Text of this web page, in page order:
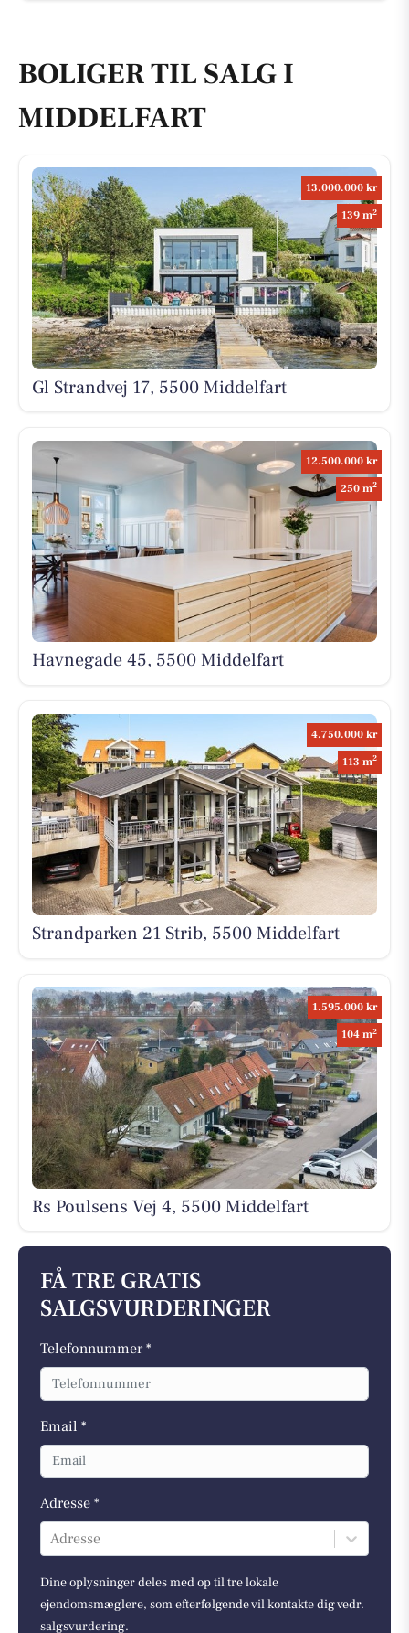
BOLIGER TIL SALG I
MIDDELFART
13.000.000 kr
139 m2
Gl Strandvej 17, 5500 Middelfart
12.500.000 kr
250 m2
Havnegade 45, 5500 Middelfart
4.750.000 kr
113 m2
Strandparken 21 Strib, 5500 Middelfart
1.595.000 kr
104 m2
Rs Poulsens Vej 4, 5500 Middelfart
FÅ TRE GRATIS
SALGSVURDERINGER
Telefonnummer *
Email *
Adresse *
Adresse
Dine oplysninger deles med op til tre lokale
ejendomsmæglere, som efterfølgende vil kontakte dig vedr.
salgsvurdering.